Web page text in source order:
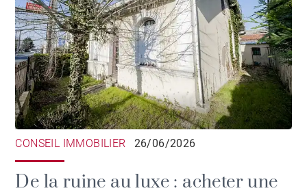
CONSEIL IMMOBILIER 26/06/2026
De la ruine au luxe : acheter une